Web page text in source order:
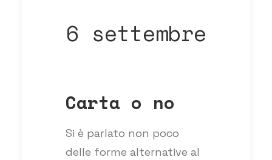
6 settembre
Carta o no
Si è parlato non poco
delle forme alternative al